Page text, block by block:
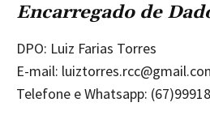
Encarregado de
DPO: Luiz Farias Torres
E-mail:
Telefone e Whatsapp: